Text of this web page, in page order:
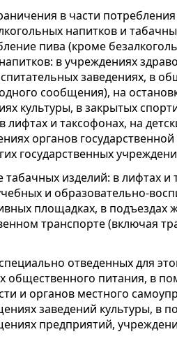
в части
напитков и
пива (кроме
в учреждениях
заведениях, в
сообщения), на
культуры, в закрытых
лифтах и таксофонах, на
органов государственной
государственных
табачных изделий: в лифтах и
и образовательно-
площадках, в подъездах
транспорте (включая
отведенных для
общественного питания, в
и органов местного
заведений культуры, в
предприятий,